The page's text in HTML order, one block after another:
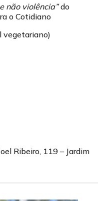
não violência”do
o Cotidiano
vegetariano)
Ribeiro, 119 – Jardim